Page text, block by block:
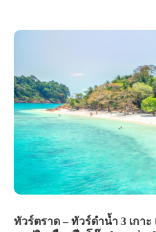
ทัวร์ตราด – ทัวร์ดำน้ำ 3 เกาะ